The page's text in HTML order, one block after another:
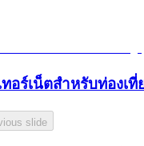
อร์เน็ตสำหรับท่องเ
slide